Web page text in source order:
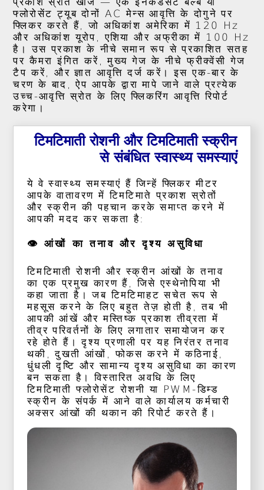
फ्लोरोसेंट ट्यूब दोनों AC मेन्स आवृत्ति के दोगुने पर
फ्लिकर करते हैं, जो अधिकांश अमेरिका में 120 Hz
और अधिकांश यूरोप, एशिया और अफ्रीका में 100 Hz
है। उस प्रकाश के नीचे समान रूप से प्रकाशित सतह
पर कैमरा इंगित करें, मुख्य गेज के नीचे फ्रीक्वेंसी गेज
टैप करें, और ज्ञात आवृत्ति दर्ज करें। इस एक-बार के
चरण के बाद, ऐप आपके द्वारा मापे जाने वाले प्रत्येक
उच्च-आवृत्ति स्रोत के लिए फ्लिकरिंग आवृत्ति रिपोर्ट
करेगा।
टिमटिमाती रोशनी और टिमटिमाती स्क्रीन
से संबंधित स्वास्थ्य समस्याएं
ये वे स्वास्थ्य समस्याएं हैं जिन्हें फ्लिकर मीटर
आपके वातावरण में टिमटिमाते प्रकाश स्रोतों
और स्क्रीन की पहचान करके समाप्त करने में
आपकी मदद कर सकता है:
👁️ आंखों का तनाव और दृश्य असुविधा
टिमटिमाती रोशनी और स्क्रीन आंखों के तनाव
का एक प्रमुख कारण हैं, जिसे एस्थेनोपिया भी
कहा जाता है। जब टिमटिमाहट सचेत रूप से
महसूस करने के लिए बहुत तेज़ होती है, तब भी
आपकी आंखें और मस्तिष्क प्रकाश तीव्रता में
तीव्र परिवर्तनों के लिए लगातार समायोजन कर
रहे होते हैं। दृश्य प्रणाली पर यह निरंतर तनाव
थकी, दुखती आंखों, फोकस करने में कठिनाई,
धुंधली दृष्टि और सामान्य दृश्य असुविधा का कारण
बन सकता है। विस्तारित अवधि के लिए
टिमटिमाती फ्लोरोसेंट रोशनी या PWM-डिम्ड
स्क्रीन के संपर्क में आने वाले कार्यालय कर्मचारी
अक्सर आंखों की थकान की रिपोर्ट करते हैं।